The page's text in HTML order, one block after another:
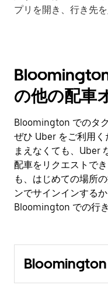
プリを開き、行き先
の他の配車
Bloomington でのタ
ぜひ Uber をご利用
まえなくても、Uber
配車をリクエストで
も、はじめての場所
ンでサインインする
Bloomington での行